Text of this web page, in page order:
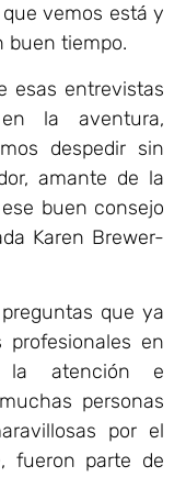
vemos está y
buen tiempo.
esas entrevistas
la aventura,
despedir sin
amante de la
buen consejo
Karen Brewer-
que ya
en
atención e
personas
por el
fueron parte de